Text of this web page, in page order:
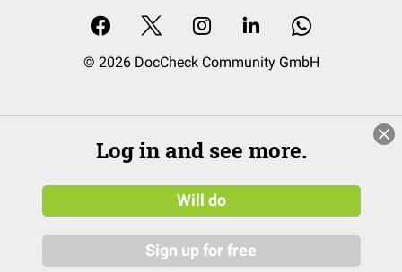
© 2026 DocCheck Community GmbH
Log in and see more.
Will do
Sign up for free